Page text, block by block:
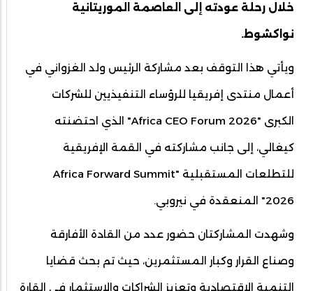
خلال رحلة عودته إلى العاصمة الموريتانية
نواكشوط.
ويأتي هذا التوقف بعد مشاركة الرئيس ولد الغزواني في
أعمال منتدى إفريقيا للرؤساء التنفيذيين للشركات
الكبرى "Africa CEO Forum 2026" الذي احتضنته
كيغالي، إلى جانب مشاركته في القمة الإفريقية
للتطلعات المستقبلية "Africa Forward Summit
2026" المنعقدة في نيروبي.
وشهدت المشاركتان حضور عدد من القادة الأفارقة
وصناع القرار وكبار المستثمرين، حيث تم بحث قضايا
التنمية الاقتصادية وتعزيز الشراكات والاستثمار في القارة